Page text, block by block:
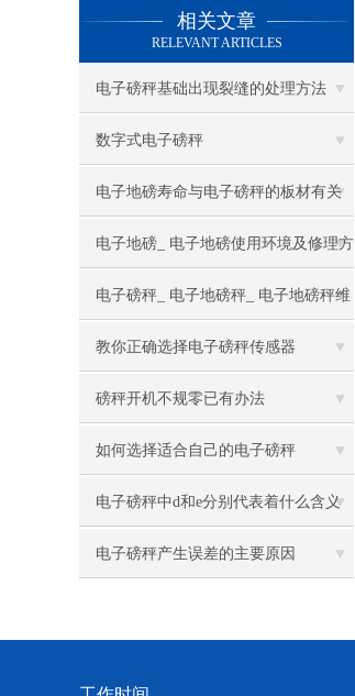
相关文章
RELEVANT ARTICLES
电子磅秤基础出现裂缝的处理方法
数字式电子磅秤
电子地磅寿命与电子磅秤的板材有关
电子地磅_ 电子地磅使用环境及修理方
法
电子磅秤_ 电子地磅秤_ 电子地磅秤维
修小窍门
教你正确选择电子磅秤传感器
磅秤开机不规零已有办法
如何选择适合自己的电子磅秤
电子磅秤中d和e分别代表着什么含义
电子磅秤产生误差的主要原因